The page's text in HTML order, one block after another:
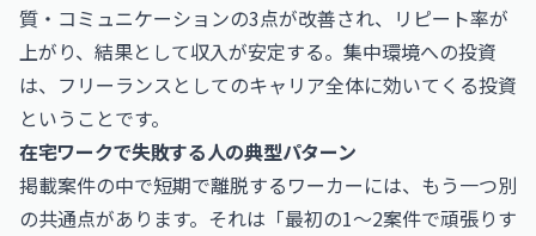
質・コミュニケーションの3点が改善され、リピート率が
上がり、結果として収入が安定する。集中環境への投資
は、フリーランスとしてのキャリア全体に効いてくる投資
ということです。
在宅ワークで失敗する人の典型パターン
掲載案件の中で短期で離脱するワーカーには、もう一つ別
の共通点があります。それは「最初の1〜2案件で頑張りす